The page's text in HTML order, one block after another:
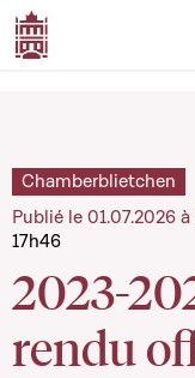
2023-
rendu
Chamberblietchen
Publié le 01.07.2026 à
17h46